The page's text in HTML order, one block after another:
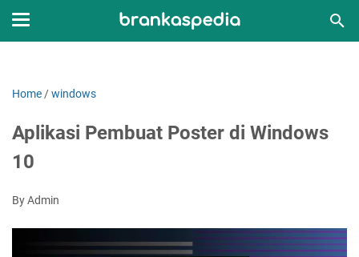
Home /windows
Aplikasi Pembuat Poster di Windows
10
By Admin